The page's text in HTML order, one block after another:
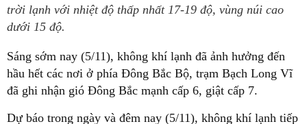
trời lạnh với nhiệt độ thấp nhất 17-19 độ, vùng núi cao
dưới 15 độ.
Sáng sớm nay (5/11), không khí lạnh đã ảnh hưởng đến
hầu hết các nơi ở phía Đông Bắc Bộ, trạm Bạch Long Vĩ
đã ghi nhận gió Đông Bắc mạnh cấp 6, giật cấp 7.
Dự báo trong ngày và đêm nay (5/11), không khí lạnh tiếp